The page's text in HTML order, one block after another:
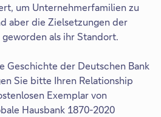
um Unternehmerfamilien zu
aber die Zielsetzungen der
als ihr Standort.
Geschichte der Deutschen Bank
Sie bitte Ihren Relationship
Exemplar von
Hausbank 1870-2020